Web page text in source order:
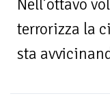
Nell’ottavo
terrorizza la
sta